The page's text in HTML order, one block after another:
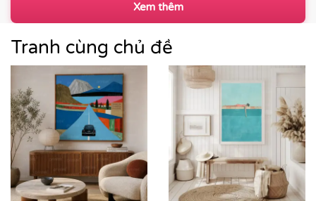
Xem thêm
Tranh cùng chủ đề